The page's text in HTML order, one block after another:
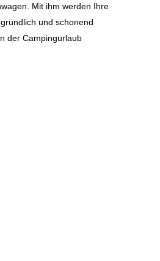
Mit ihm werden Ihre
und schonend
der Campingurlaub